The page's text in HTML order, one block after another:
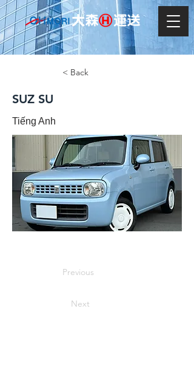
< Back
SUZ SU
Tiếng Anh
Previous
Next